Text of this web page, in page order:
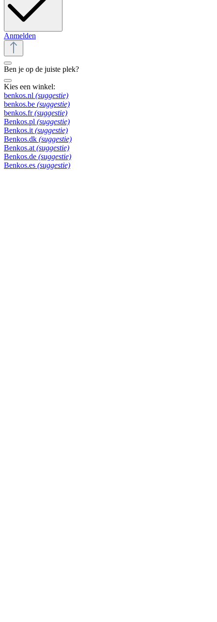
Anmelden
Ben je op de juiste plek?
Kies een winkel:
benkos.nl (suggestie)
benkos.be (suggestie)
benkos.fr (suggestie)
Benkos.pl (suggestie)
Benkos.it (suggestie)
Benkos.dk (suggestie)
Benkos.at (suggestie)
Benkos.de (suggestie)
Benkos.es (suggestie)